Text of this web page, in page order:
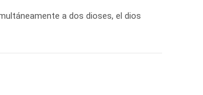
a dos dioses, el dios